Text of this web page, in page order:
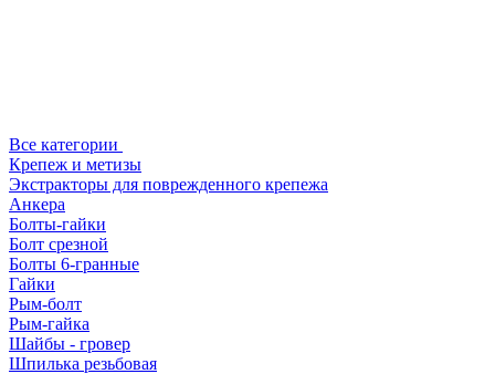
Все категории
Крепеж и метизы
Экстракторы для поврежденного крепежа
Анкера
Болты-гайки
Болт срезной
Болты 6-гранные
Гайки
Рым-болт
Рым-гайка
Шайбы - гровер
Шпилька резьбовая